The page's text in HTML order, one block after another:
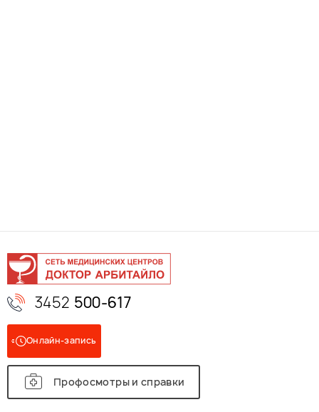
3452 500-617
Онлайн-запись
Профосмотры и справки